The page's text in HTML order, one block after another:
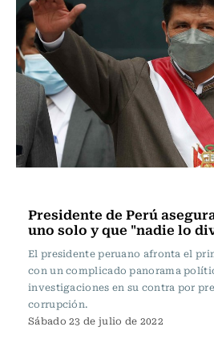
Presidente de Perú
uno solo y que "nadie lo
El presidente peruano afronta el
con un complicado panorama
investigaciones en su contra por
corrupción.
Sábado 23 de julio de 2022